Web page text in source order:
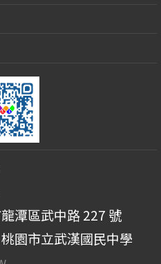
潭區武中路 227 號
桃園市立武漢國民中學